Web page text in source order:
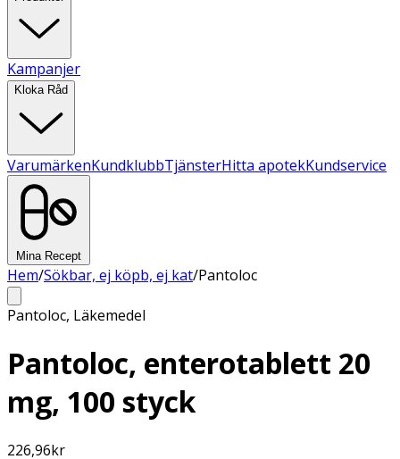
Kampanjer
Kloka Råd
VarumärkenKundklubbTjänsterHitta apotekKundservice
Mina Recept
Hem/Sökbar, ej köpb, ej kat/Pantoloc
Pantoloc, Läkemedel
Pantoloc, enterotablett 20
mg, 100 styck
226,96kr